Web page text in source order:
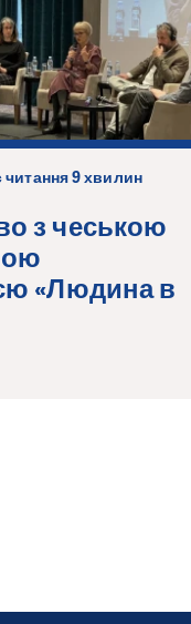
читання 9 хвилин
з чеською
«Людина в